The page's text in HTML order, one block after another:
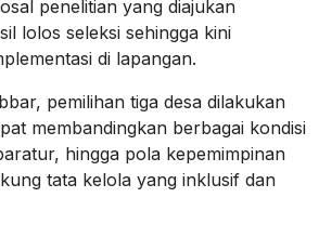
penelitian yang diajukan
lolos seleksi sehingga kini
di lapangan.
pemilihan tiga desa dilakukan
membandingkan berbagai kondisi
hingga pola kepemimpinan
tata kelola yang inklusif dan